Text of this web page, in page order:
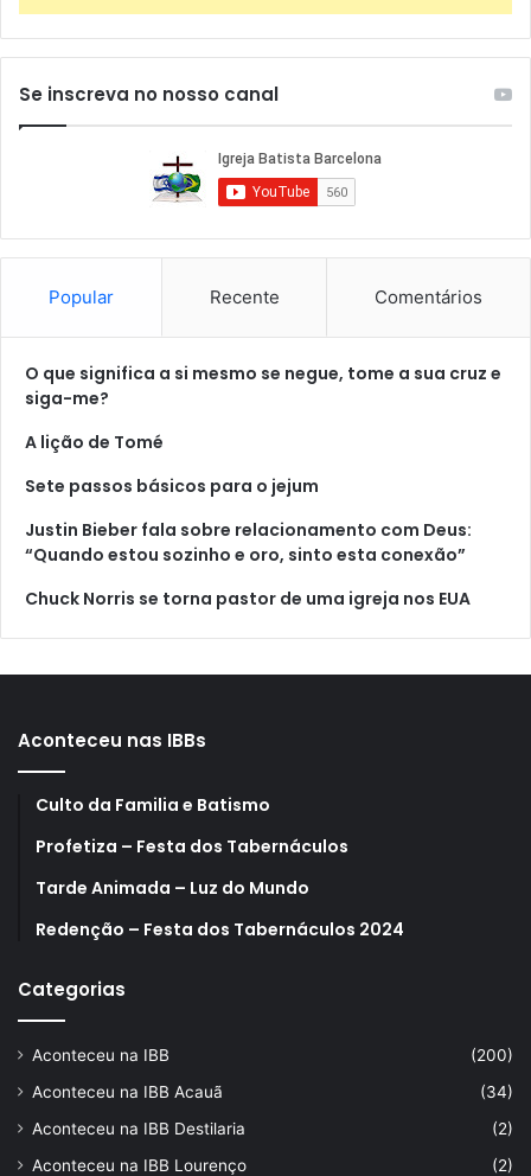
Se inscreva no nosso canal
Popular Recente Comentários
O que significa a si mesmo se negue, tome a sua cruz e
siga-me?
A lição de Tomé
Sete passos básicos para o jejum
Justin Bieber fala sobre relacionamento com Deus:
“Quando estou sozinho e oro, sinto esta conexão”
Chuck Norris se torna pastor de uma igreja nos EUA
Aconteceu nas IBBs
Culto da Familia e Batismo
Profetiza – Festa dos Tabernáculos
Tarde Animada – Luz do Mundo
Redenção – Festa dos Tabernáculos 2024
Categorias
Aconteceu na IBB
(200)
Aconteceu na IBB Acauã
(34)
Aconteceu na IBB Destilaria
(2)
Aconteceu na IBB Lourenço
(2)